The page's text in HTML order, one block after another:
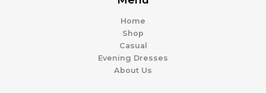
Home
Shop
Casual
Evening Dresses
About Us